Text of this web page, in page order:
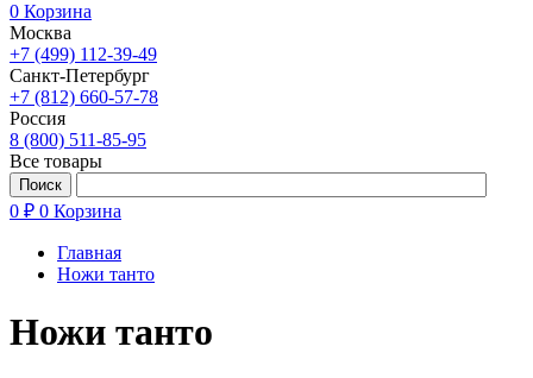
0 Корзина
Москва
+7 (499) 112-39-49
Санкт-Петербург
+7 (812) 660-57-78
Россия
8 (800) 511-85-95
Все товары
0 ₽ 0 Корзина
Главная
Ножи танто
Ножи танто